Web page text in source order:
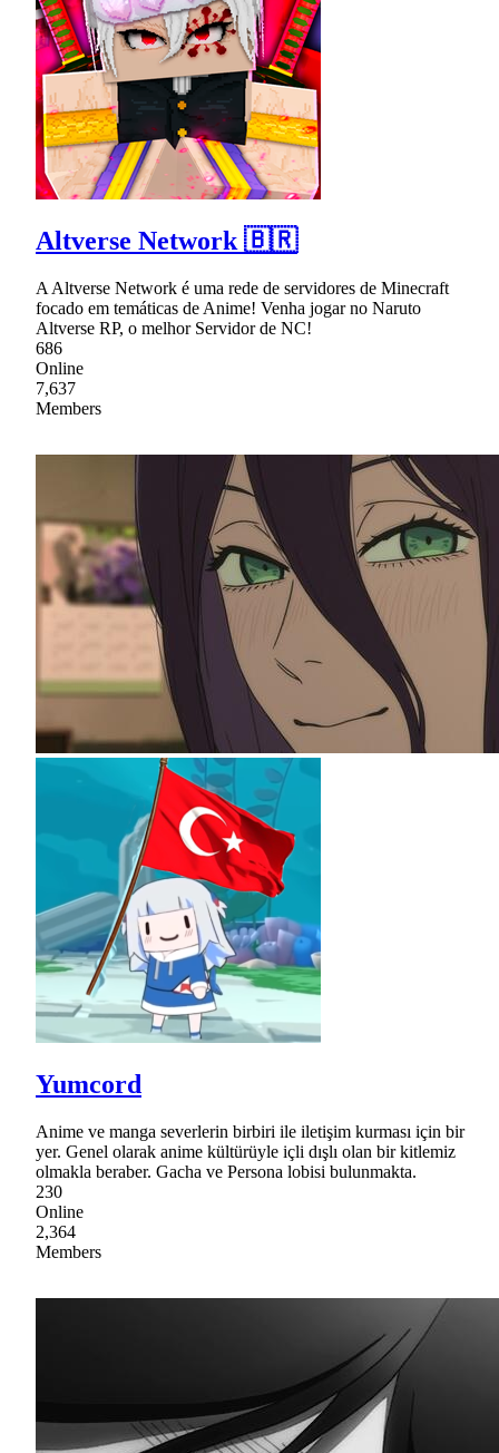
Altverse Network 🇧🇷
A Altverse Network é uma rede de servidores de Minecraft
focado em temáticas de Anime! Venha jogar no Naruto
Altverse RP, o melhor Servidor de NC!
686
Online
7,637
Members
Yumcord
Anime ve manga severlerin birbiri ile iletişim kurması için bir
yer. Genel olarak anime kültürüyle içli dışlı olan bir kitlemiz
olmakla beraber. Gacha ve Persona lobisi bulunmakta.
230
Online
2,364
Members